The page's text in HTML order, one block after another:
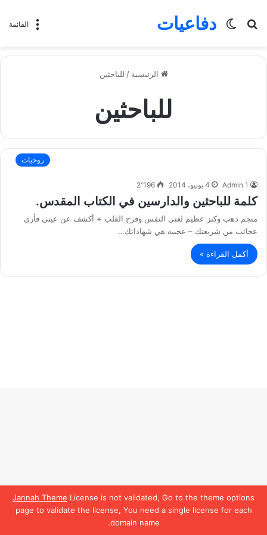
Jannah Theme License is not validated, Go to the theme options
page to validate the license, You need a single license for each
domain name.
القائمة دفاعيات
بحث
الوضع
الرئيسية / للباحثين
للباحثين
روحيات
Admin 1 4 يونيو، 2014 2٬196
كلمة للباحثين والدارسين في الكتاب المقدس.
منجم ذهب وكنز عظيم لغنى النفس وفرح القلب + أكشف عن عيني فأرى
عجائب من شريعتك – عجيبة هي شهاداتك…
أكمل القراءة »